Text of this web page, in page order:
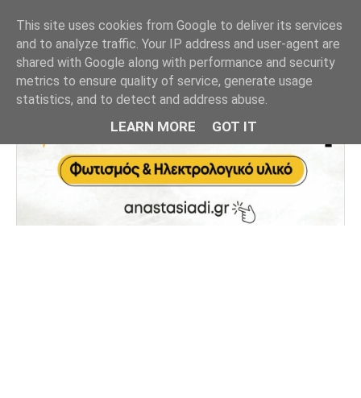
This site uses cookies from Google to deliver its services
and to analyze traffic. Your IP address and user-agent are
shared with Google along with performance and security
metrics to ensure quality of service, generate usage
statistics, and to detect and address abuse.
LEARN MORE GOT IT